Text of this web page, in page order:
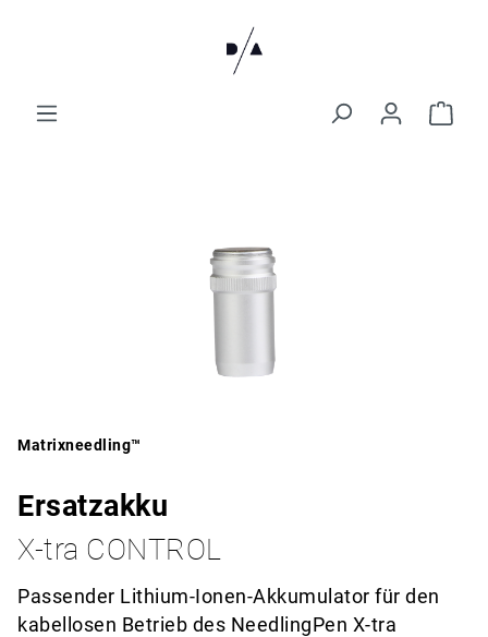
Matrixneedling™
Ersatzakku
X-tra CONTROL
Passender Lithium-Ionen-Akkumulator für den
kabellosen Betrieb des NeedlingPen X-tra